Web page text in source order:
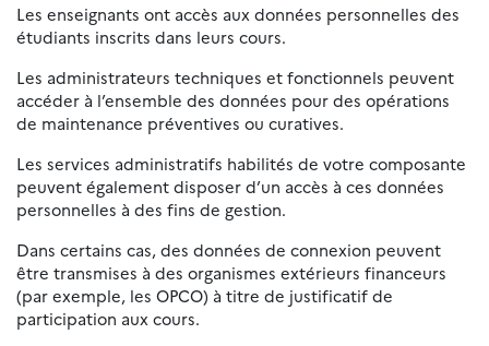
Les enseignants ont accès aux données personnelles des
étudiants inscrits dans leurs cours.
Les administrateurs techniques et fonctionnels peuvent
accéder à l’ensemble des données pour des opérations
de maintenance préventives ou curatives.
Les services administratifs habilités de votre composante
peuvent également disposer d’un accès à ces données
personnelles à des fins de gestion.
Dans certains cas, des données de connexion peuvent
être transmises à des organismes extérieurs financeurs
(par exemple, les OPCO) à titre de justificatif de
participation aux cours.